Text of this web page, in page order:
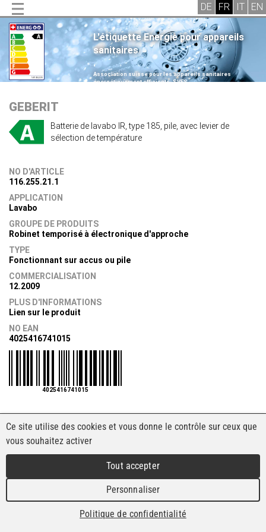
L'étiquette Energie pour appareils
sanitaires
.
Association suisse pour les appareils sanitaires
énergétiquement efficients, SVES
GEBERIT
Batterie de lavabo IR, type 185, pile, avec levier de
sélection de température
NO D'ARTICLE
116.255.21.1
APPLICATION
Lavabo
GROUPE DE PRODUITS
Robinet temporisé à électronique d'approche
TYPE
Fonctionnant sur accus ou pile
COMMERCIALISATION
12.2009
PLUS D'INFORMATIONS
Lien sur le produit
NO EAN
4025416741015
4025416741015
Ce site utilise des cookies et vous donne le contrôle sur ceux que
vous souhaitez activer
Tout accepter
Personnaliser
Politique de confidentialité